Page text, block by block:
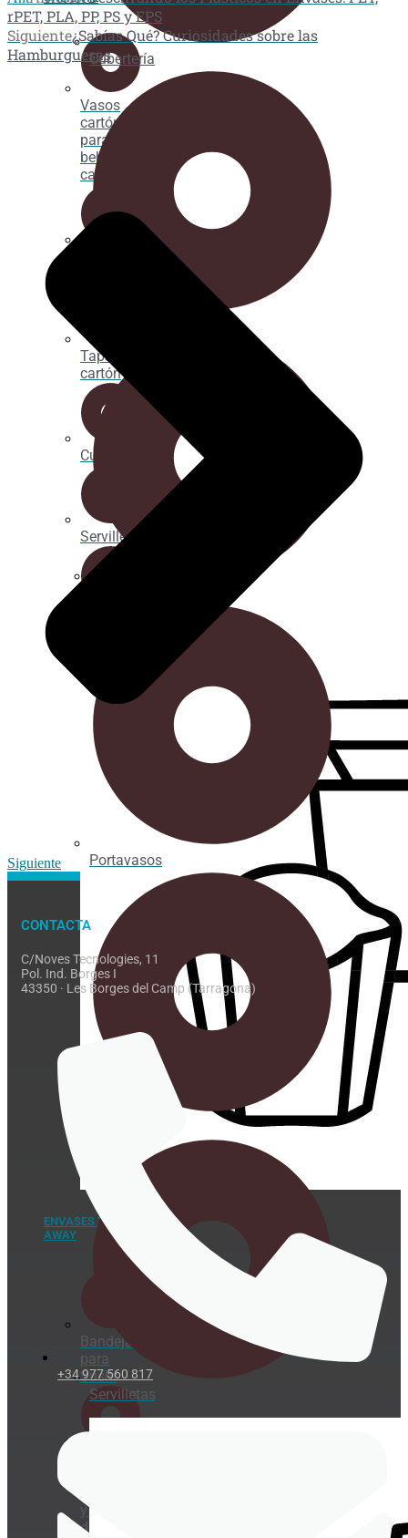
Vasos
cartón
para
bebida
caliente
Tapas de
cartón
Cucharitas
Servilletas
ENVASES TAKE
AWAY
Bandejas
para
Sushi
y hot
dogs
Cubertería
Portavasos
Servilletas
rPET, PLA, PP, PS y EPS
Siguiente¿Sabías Qué? Curiosidades sobre las
Hamburguesas
Siguiente
CONTACTA
C/Noves Tecnologies, 11
Pol. Ind. Borges I
43350 · Les Borges del Camp (Tarragona)
+34 977 560 817